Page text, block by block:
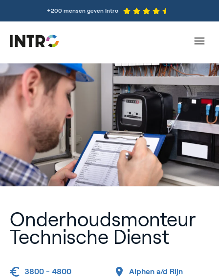
+200 mensen geven Intro
Onderhoudsmonteur
Technische Dienst
3800 - 4800 Alphen a/d Rijn